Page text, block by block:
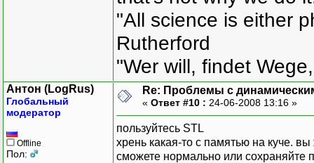
};
void main()
{
int r=5, z=4;
Chromosome Ch1;
Chromosome Ch2;
Chromosome Ch3;
Chromosome Ch4;
"All science is either
Rutherford
"Wer will, findet
Антон (LogRus)
Глобальный
модератор
Offline
Пол:
Re: Проблемы с
« Ответ #10 : 24-06-2008 13:16 »
пользуйтесь STL
хрень какая-то с памятью на куче.
сможете нормально или сохраняйте